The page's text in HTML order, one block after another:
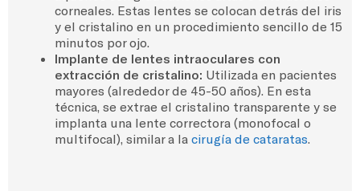
corneales. Estas lentes se colocan detrás del iris
y el cristalino en un procedimiento sencillo de 15
minutos por ojo.
Implante de lentes intraoculares con
extracción de cristalino: Utilizada en pacientes
mayores (alrededor de 45-50 años). En esta
técnica, se extrae el cristalino transparente y se
implanta una lente correctora (monofocal o
multifocal), similar a la cirugía de cataratas